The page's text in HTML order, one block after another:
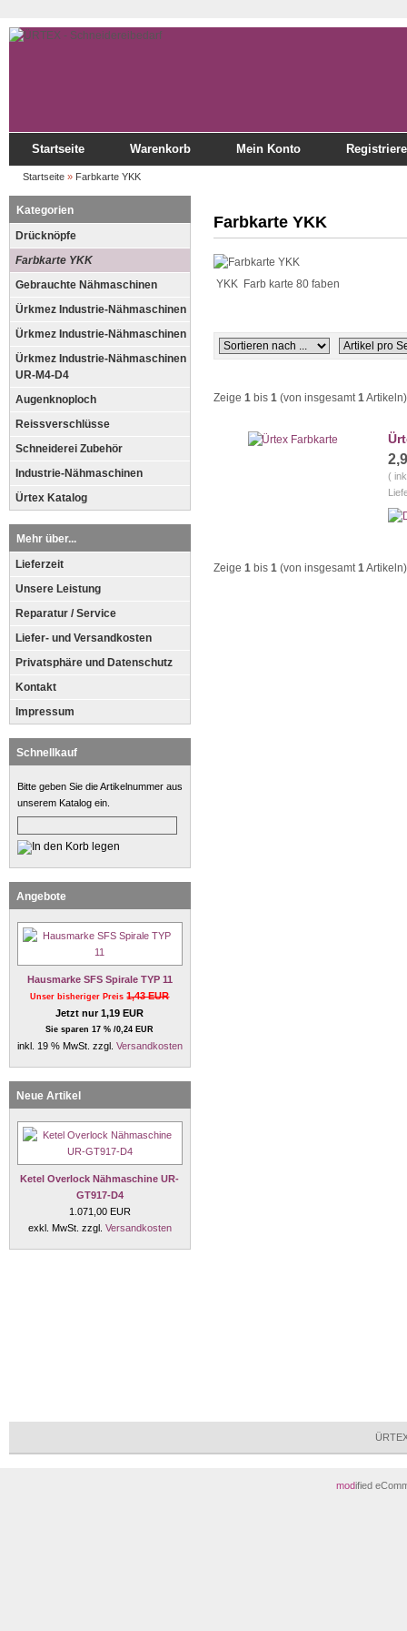
Startseite Warenkorb Mein Konto
Startseite » Farbkarte YKK
Kategorien
Drücknöpfe
Farbkarte YKK
Gebrauchte Nähmaschinen
Ürkmez Industrie-Nähmaschinen
Ürkmez Industrie-Nähmaschinen
Ürkmez Industrie-Nähmaschinen
UR-M4-D4
Augenknoploch
Reissverschlüsse
Schneiderei Zubehör
Industrie-Nähmaschinen
Ürtex Katalog
Mehr über...
Lieferzeit
Unsere Leistung
Reparatur / Service
Liefer- und Versandkosten
Privatsphäre und Datenschutz
Kontakt
Impressum
Schnellkauf
Bitte geben Sie die Artikelnummer aus
unserem Katalog ein.
Angebote
Hausmarke SFS Spirale TYP 11
Unser bisheriger Preis1,43 EUR
Jetzt nur 1,19 EUR
Sie sparen 17 % /0,24 EUR
inkl. 19 % MwSt. zzgl. Versandkosten
Neue Artikel
Ketel Overlock Nähmaschine UR-
GT917-D4
1.071,00 EUR
exkl. MwSt. zzgl. Versandkosten
Farbkarte YKK
YKK Farb karte 80 faben
Zeige 1 bis 1 (von insgesamt1Artikeln)
(
Zeige 1 bis 1 (von insgesamt1Artikeln)
modified